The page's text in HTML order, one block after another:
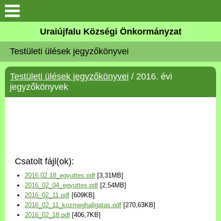
Köszöntő
Elérhetőségek
Uraiújfalu
Választási információk
Versenyképes Járások
Program
Uraiújfalu Községi Önkormányzat
Testületi ülések jegyzőkönyvei
Testületi ülések jegyzőkönyvei / 2016. évi
jegyzőkönyvek
Csatolt fájl(ok):
2016.02.18_egyuttes.pdf [3,31MB]
2016_02_04_egyuttes.pdf [2,54MB]
2016_02_11.pdf [609KB]
2016_02_11_kozmeghallgatas.pdf [270,63KB]
2016_02_18.pdf [406,7KB]